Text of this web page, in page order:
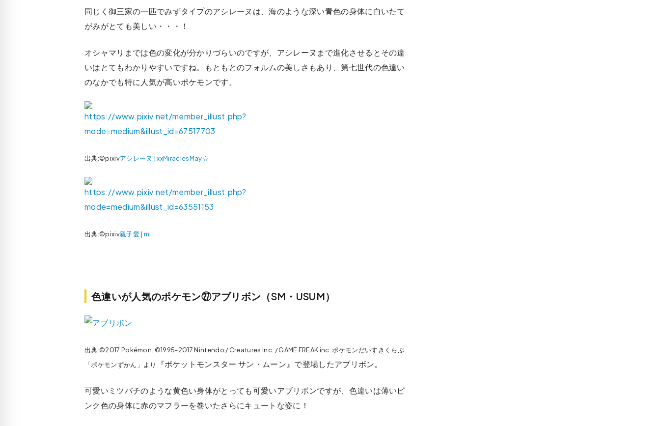
同じく御三家の一匹でみずタイプのアシレーヌは、海のような深い青色の身体に白いたて
がみがとても美しい・・・！
オシャマリまでは色の変化が分かりづらいのですが、アシレーヌまで進化させるとその違
いはとてもわかりやすいですね。もともとのフォルムの美しさもあり、第七世代の色違い
のなかでも特に人気が高いポケモンです。
出典:©pixivアシレーヌ | xxMiraclesMay☆
出典:©pixiv親子愛 | mi
色違いが人気のポケモン㉗アブリボン（SM・USUM）
出典:©2017 Pokémon. ©1995-2017 Nintendo / Creatures Inc. / GAME FREAK inc. ポケモンだいすきくらぶ
「ポケモンずかん」より
『ポケットモンスター サン・ムーン』で登場したアブリボン。
可愛いミツバチのような黄色い身体がとっても可愛いアブリボンですが、色違いは薄いピ
ンク色の身体に赤のマフラーを巻いたさらにキュートな姿に！